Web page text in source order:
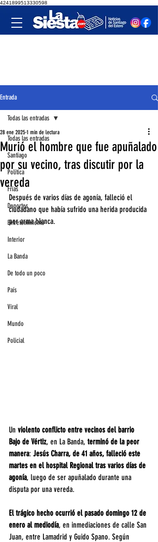
4241899513330598
Entrada
Todas las entradas
Santiago
Política
Frías
Deportes
Entretenimiento
Interior
La Banda
De todo un poco
País
Viral
Mundo
Policial
Todas las entradas
Murió el hombre que fue apuñalado
por su vecino, tras discutir por la
vereda
28 ene 2025 1 min de lectura
Después de varios días de agonía, falleció el
ciudadano que había sufrido una herida producida
por arma blanca.
Un violento conflicto entre vecinos del barrio
Bajo de Vértiz, en La Banda, terminó de la peor
manera: Jesús Charra, de 41 años, falleció este
martes en el hospital Regional tras varios días de
agonía, luego de ser apuñalado durante una
disputa por una vereda.
El trágico hecho ocurrió el pasado domingo 12 de
enero al mediodía, en inmediaciones de calle San
Juan, entre Lamadrid y Guido Spano. Según